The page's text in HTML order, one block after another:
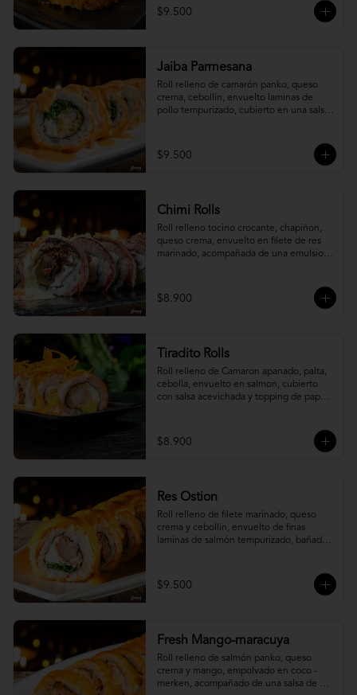
$9.500
Jaiba Parmesana
Roll relleno de camarón panko, queso
crema, cebollín, envuelto laminas de
pollo tempurizado, cubierto en una salsa
$9.500
Chimi Rolls
Roll relleno tocino crocante, chapiñon,
queso crema, envuelto en filete de res
marinado, acompañada de una emulsion
$8.900
Tiradito Rolls
Roll relleno de Camaron apanado, palta,
cebolla, envuelto en salmon, cubierto
con salsa acevichada y topping de papa
$8.900
Res Ostion
Roll relleno de filete marinado, queso
crema y cebollín, envuelto de finas
laminas de salmón tempurizado, bañada
$9.500
Fresh Mango-maracuya
Roll relleno de salmón panko, queso
crema y mango, empolvado en coco -
merken, acompañado de una salsa de